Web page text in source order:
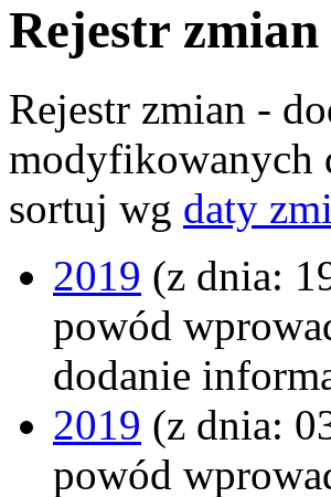
Rejestr zmian
Rejestr zmian -
modyfikowanych
sortuj wg daty
2019 (z dnia:
powód
dodanie
2019 (z dnia:
powód